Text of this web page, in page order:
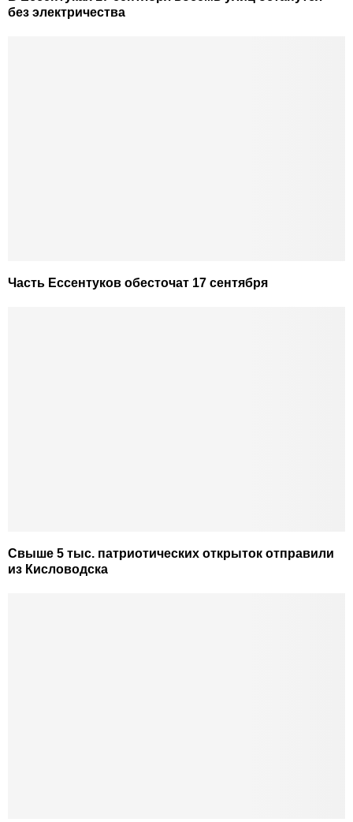
без электричества
Часть Ессентуков обесточат 17 сентября
Свыше 5 тыс. патриотических открыток отправили
из Кисловодска